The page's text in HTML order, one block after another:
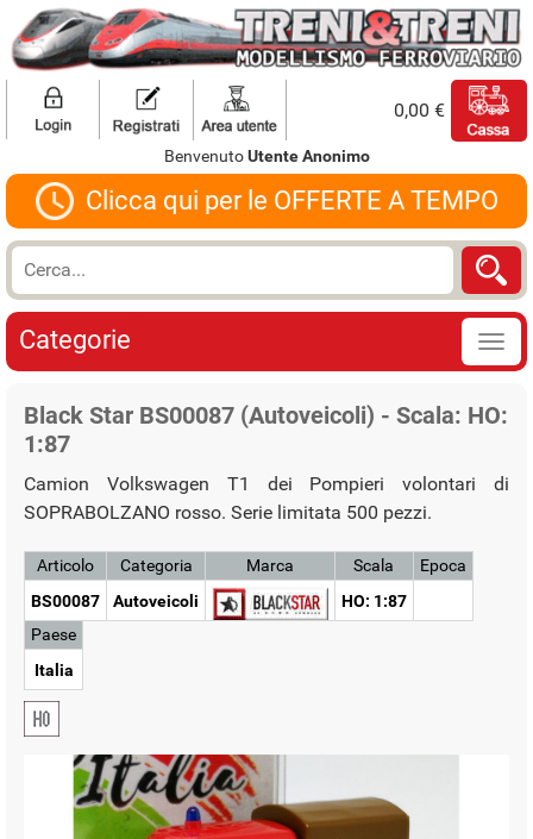
0,00 €
BenvenutoUtente Anonimo
Clicca qui per le OFFERTE A TEMPO
Categorie
Black Star BS00087 (Autoveicoli) - Scala: HO:
1:87
Camion Volkswagen T1 dei Pompieri volontari di
SOPRABOLZANO rosso. Serie limitata 500 pezzi.
Articolo
BS00087
Categoria
Autoveicoli
Marca
Scala
HO: 1:87
Epoca
Paese
Italia